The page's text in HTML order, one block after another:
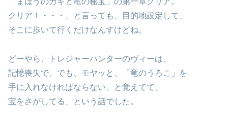
クリア！・・・、と言っても、目的地設定して、
そこに歩いて行くだけなんすけどね。
どーやら、トレジャーハンターのヴィーは、
記憶喪失で、でも、モヤッと、「竜のうろこ」を
手に入れなければならない、と覚えてて、
宝をさがしてる、という話でした。